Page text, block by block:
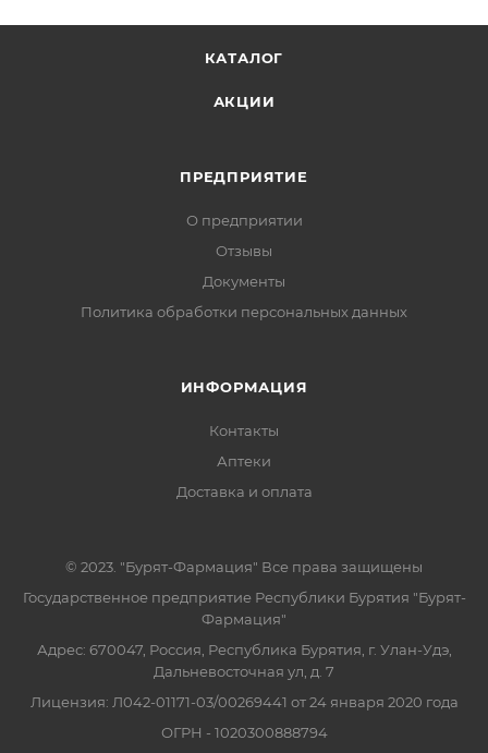
КАТАЛОГ
АКЦИИ
ПРЕДПРИЯТИЕ
О предприятии
Отзывы
Документы
Политика обработки персональных данных
ИНФОРМАЦИЯ
Контакты
Аптеки
Доставка и оплата
© 2023. "Бурят-Фармация" Все права защищены
Государственное предприятие Республики Бурятия "Бурят-
Фармация"
Адрес: 670047, Россия, Республика Бурятия, г. Улан-Удэ,
Дальневосточная ул, д. 7
Лицензия: Л042-01171-03/00269441 от 24 января 2020 года
ОГРН - 1020300888794